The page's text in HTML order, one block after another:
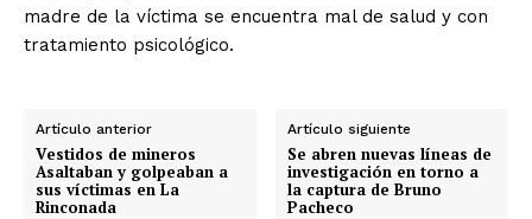
madre de la víctima se encuentra mal de salud y con
tratamiento psicológico.
Artículo anterior
Vestidos de mineros
Asaltaban y golpeaban a
sus víctimas en La
Rinconada
Artículo siguiente
Se abren nuevas líneas de
investigación en torno a
la captura de Bruno
Pacheco